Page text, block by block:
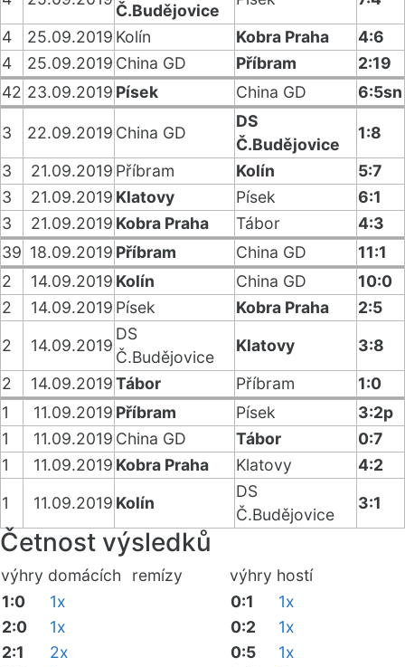
Č.Budějovice
4
25.09.2019 Kolín Kobra Praha
4:6
4
25.09.2019 China GD Příbram
2:19
42 23.09.2019 Písek China GD 6:5sn
3 22.09.2019 China GD
DS
Č.Budějovice
1:8
3
21.09.2019 Příbram Kolín
5:7
3
21.09.2019 Klatovy Písek
6:1
3
21.09.2019 Kobra Praha Tábor
4:3
39 18.09.2019 Příbram China GD
11:1
2
14.09.2019 Kolín China GD
10:0
2
14.09.2019 Písek Kobra Praha
2:5
2
14.09.2019
DS
Č.Budějovice
Klatovy
3:8
2
14.09.2019Tábor Příbram
1:0
1
11.09.2019 Příbram Písek
3:2p
1
11.09.2019 China GD Tábor
0:7
1
11.09.2019 Kobra Praha Klatovy
4:2
1
11.09.2019 Kolín
DS
Č.Budějovice
3:1
Četnost výsledků
výhry domácích remízy výhry hostí
1:0
1x
2:0
1x
2:1
2x
0:1
1x
0:2
1x
0:5
1x